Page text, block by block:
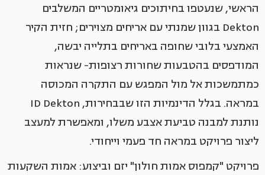
הראשי, שנעטפו בחיתוכים גיאומטריים המשלבים
Dekton בגוון שמנתי עם אריחים מצוירים; חזית הקיר
האמצעי בלובי שחופה באריחים בתלייה יבשה,
המודפסים בהטבעות שחורות רצופות- שנראות
כמתמשכות אל מול המפגש עם התקרה המכוסה
במראה. בגלל הדינמיות הזו שבבחירות, ID Dekton
נותנת למבנה טביעת אצבע משלו, ומאפשרת למעצב
ליצור פרויקט במראה חד פעמי וייחודי.
פרויקט "קמפוס אמות חולון" יזם וביצוע: אמות השקעות